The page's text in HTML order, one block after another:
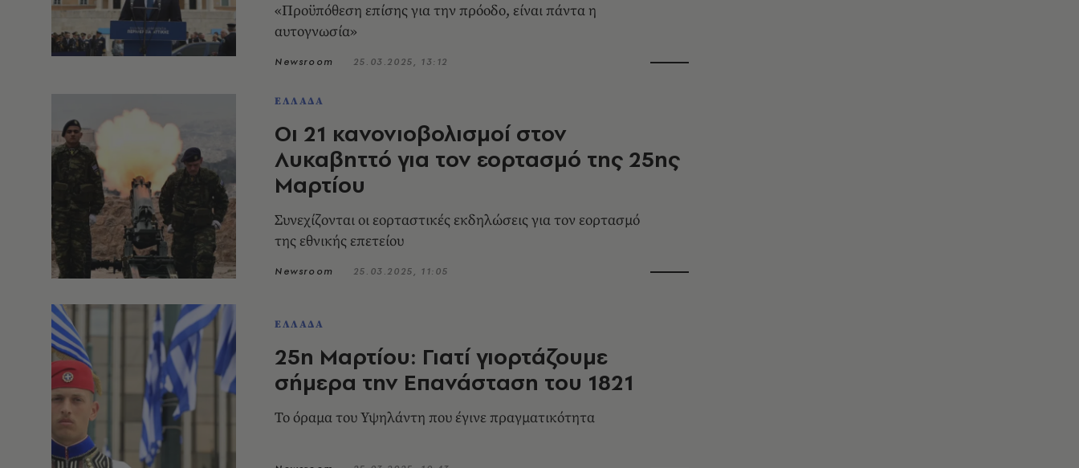
«Προϋπόθεση επίσης για την πρόοδο, είναι πάντα η
αυτογνωσία»
Newsroom 25.03.2025, 13:12
ΕΛΛΑΔΑ
Οι 21 κανονιοβολισμοί στον
Λυκαβηττό για τον εορτασμό της 25ης
Μαρτίου
Συνεχίζονται οι εορταστικές εκδηλώσεις για τον εορτασμό
της εθνικής επετείου
Newsroom 25.03.2025, 11:05
ΕΛΛΑΔΑ
25η Μαρτίου: Γιατί γιορτάζουμε
σήμερα την Επανάσταση του 1821
Το όραμα του Υψηλάντη που έγινε πραγματικότητα